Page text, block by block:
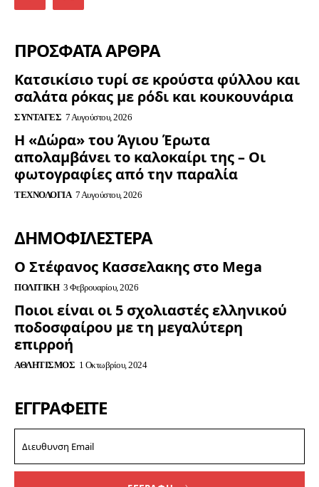
ΠΡΟΣΦΑΤΑ ΑΡΘΡΑ
Κατσικίσιο τυρί σε κρούστα φύλλου και
σαλάτα ρόκας με ρόδι και κουκουνάρια
ΣΥΝΤΑΓΈΣ 7 Αυγούστου, 2026
Η «Δώρα» του Άγιου Έρωτα
απολαμβάνει το καλοκαίρι της – Οι
φωτογραφίες από την παραλία
ΤΕΧΝΟΛΟΓΊΑ 7 Αυγούστου, 2026
ΔΗΜΟΦΙΛΈΣΤΕΡΑ
Ο Στέφανος Κασσελακης στο Mega
ΠΟΛΙΤΙΚΉ 3 Φεβρουαρίου, 2026
Ποιοι είναι οι 5 σχολιαστές ελληνικού
ποδοσφαίρου με τη μεγαλύτερη
επιρροή
ΑΘΛΗΤΙΣΜΌΣ 1 Οκτωβρίου, 2024
ΕΓΓΡΑΦΕΊΤΕ